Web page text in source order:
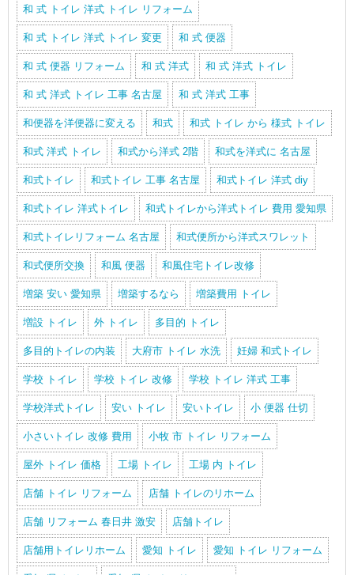
和 式 トイレ 洋式 トイレ リフォーム
和 式 トイレ 洋式 トイレ 変更 和 式 便器
和 式 便器 リフォーム 和 式 洋式 和 式 洋式 トイレ
和 式 洋式 トイレ 工事 名古屋 和 式 洋式 工事
和便器を洋便器に変える 和式 和式 トイレ から 様式 トイレ
和式 洋式 トイレ 和式から洋式 2階 和式を洋式に 名古屋
和式トイレ 和式トイレ 工事 名古屋 和式トイレ 洋式 diy
和式トイレ 洋式トイレ 和式トイレから洋式トイレ 費用 愛知県
和式トイレリフォーム 名古屋 和式便所から洋式スワレット
和式便所交換 和風 便器 和風住宅トイレ改修
増築 安い 愛知県 増築するなら 増築費用 トイレ
増設 トイレ 外 トイレ 多目的 トイレ
多目的トイレの内装 大府市 トイレ 水洗 妊婦 和式トイレ
学校 トイレ 学校 トイレ 改修 学校 トイレ 洋式 工事
学校洋式トイレ 安い トイレ 安いトイレ 小 便器 仕切
小さいトイレ 改修 費用 小牧 市 トイレ リフォーム
屋外 トイレ 価格 工場 トイレ 工場 内 トイレ
店舗 トイレ リフォーム 店舗 トイレのリホーム
店舗 リフォーム 春日井 激安 店舗トイレ
店舗用トイレリホーム 愛知 トイレ 愛知 トイレ リフォーム